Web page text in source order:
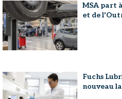
MSA part
et de
Fuchs
nouveau